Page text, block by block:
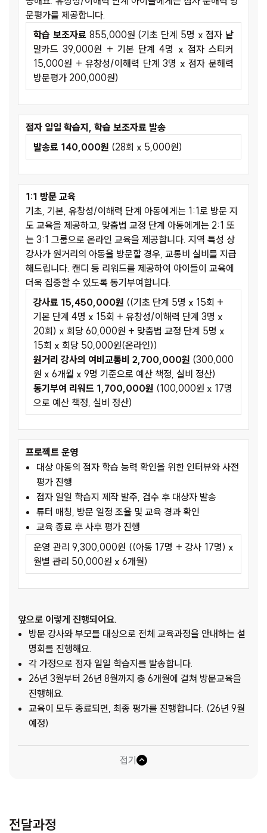
문평가를 제공합니다.
학습 보조자료855,000원 (기초 단계 5명 x 점자 낱
말카드 39,000원 + 기본 단계 4명 x 점자 스티커
15,000원 + 유창성/이해력 단계 3명 x 점자 문해력
방문평가 200,000원)
점자 일일 학습지, 학습 보조자료 발송
발송료 140,000원 (28회 x 5,000원)
1:1 방문 교육
기초, 기본, 유창성/이해력 단계 아동에게는 1:1로 방문 지
도 교육을 제공하고, 맞춤법 교정 단계 아동에게는 2:1 또
는 3:1 그룹으로 온라인 교육을 제공합니다. 지역 특성 상
강사가 원거리의 아동을 방문할 경우, 교통비 실비를 지급
해드립니다. 캔디 등 리워드를 제공하여 아이들이 교육에
더욱 집중할 수 있도록 동기부여합니다.
강사료 15,450,000원 ((기초 단계 5명 x 15회 +
기본 단계 4명 x 15회 + 유창성/이해력 단계 3명 x
20회) x 회당 60,000원 + 맞춤법 교정 단계 5명 x
15회 x 회당 50,000원(온라인))
원거리 강사의 여비교통비 2,700,000원 (300,000
원 x 6개월 x 9명 기준으로 예산 책정, 실비 정산)
동기부여 리워드 1,700,000원 (100,000원 x 17명
으로 예산 책정, 실비 정산)
프로젝트 운영
대상 아동의 점자 학습 능력 확인을 위한 인터뷰와 사전
평가 진행
점자 일일 학습지 제작 발주, 검수 후 대상자 발송
튜터 매칭, 방문 일정 조율 및 교육 경과 확인
교육 종료 후 사후 평가 진행
운영 관리 9,300,000원 ((아동 17명 + 강사 17명) x
월별 관리 50,000원 x 6개월)
앞으로 이렇게 진행되어요.
방문 강사와 부모를 대상으로 전체 교육과정을 안내하는 설
명회를 진행해요.
각 가정으로 점자 일일 학습지를 발송합니다.
26년 3월부터 26년 8월까지 총 6개월에 걸쳐 방문교육을
진행해요.
교육이 모두 종료되면, 최종 평가를 진행합니다. (26년 9월
예정)
접기
전달과정